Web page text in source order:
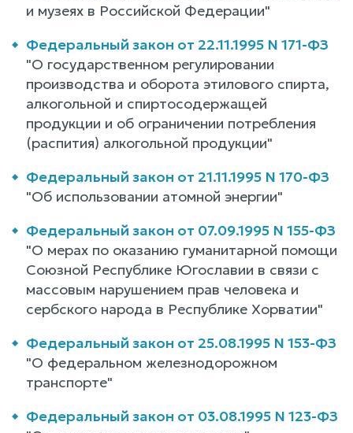
и музеях в Российской Федерации"
Федеральный закон от 22.11.1995 N 171-ФЗ
"О государственном регулировании
производства и оборота этилового спирта,
алкогольной и спиртосодержащей
продукции и об ограничении потребления
(распития) алкогольной продукции"
Федеральный закон от 21.11.1995 N 170-ФЗ
"Об использовании атомной энергии"
Федеральный закон от 07.09.1995 N 155-ФЗ
"О мерах по оказанию гуманитарной помощи
Союзной Республике Югославии в связи с
массовым нарушением прав человека и
сербского народа в Республике Хорватии"
Федеральный закон от 25.08.1995 N 153-ФЗ
"О федеральном железнодорожном
транспорте"
Федеральный закон от 03.08.1995 N 123-ФЗ